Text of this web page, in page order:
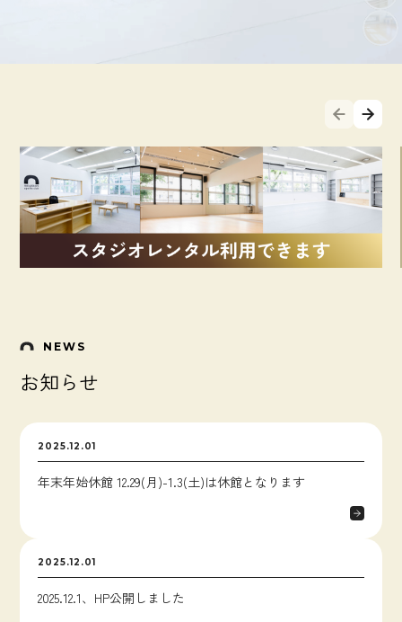
NEWS
お知らせ
2025.12.01
年末年始休館 12.29(月)-1.3(土)は休館となります
2025.12.01
2025.12.1、HP公開しました